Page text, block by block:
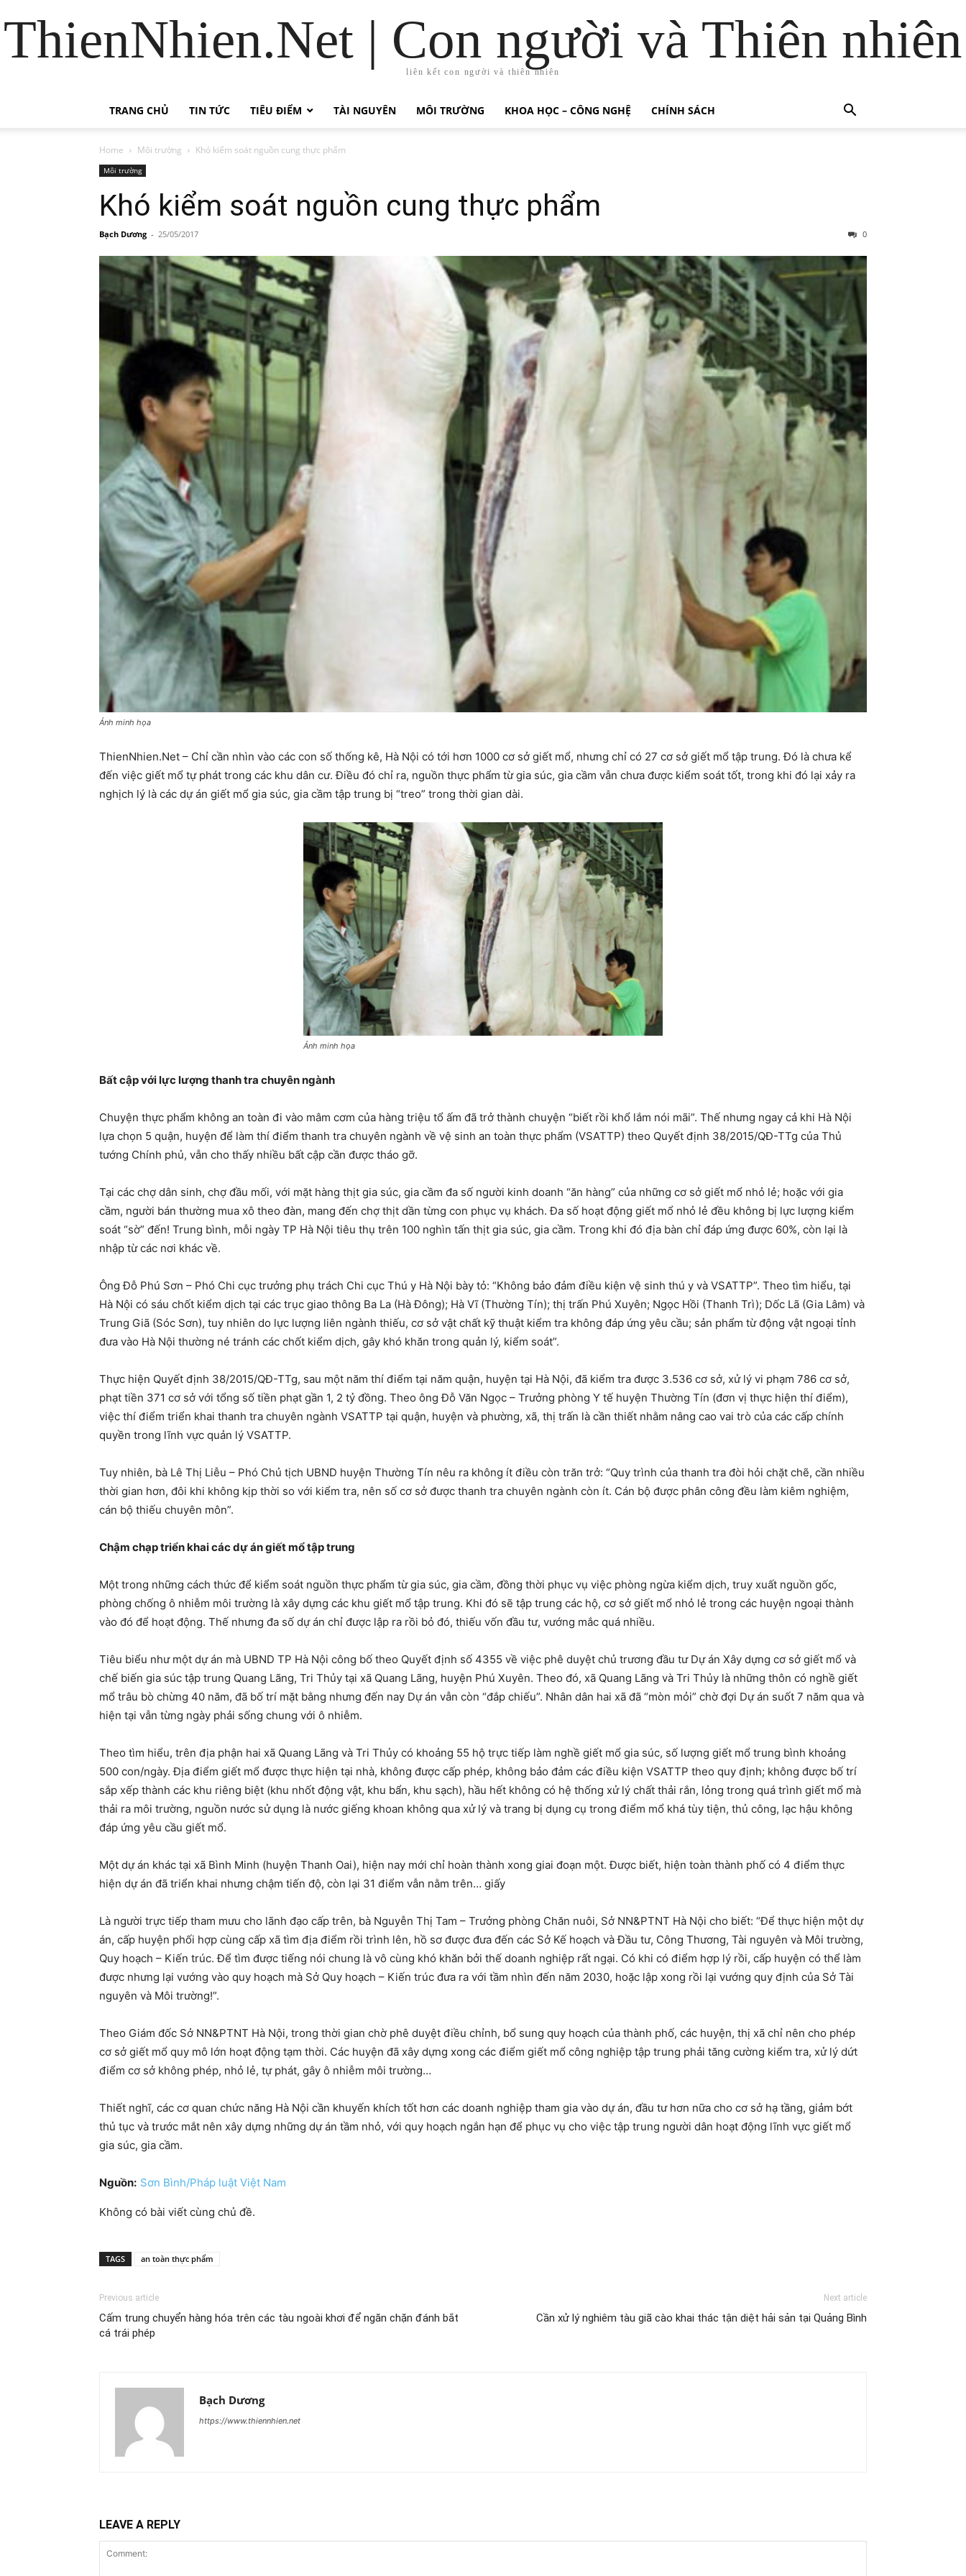
ThienNhien.Net | Con người và Thiên nhiên
liên kết con người và thiên nhiên
TRANG CHỦ TIN TỨC TIÊU ĐIỂM TÀI NGUYÊN MÔI TRƯỜNG KHOA HỌC – CÔNG NGHỆ CHÍNH SÁCH
Home Môi trường Khó kiểm soát nguồn cung thực phẩm
Môi trường
Khó kiểm soát nguồn cung thực phẩm
Bạch Dương - 25/05/2017 0
Ảnh minh họa
ThienNhien.Net – Chỉ cần nhìn vào các con số thống kê, Hà Nội có tới hơn 1000 cơ sở giết mổ, nhưng chỉ có 27 cơ sở giết mổ tập trung. Đó là chưa kể
đến việc giết mổ tự phát trong các khu dân cư. Điều đó chỉ ra, nguồn thực phẩm từ gia súc, gia cầm vẫn chưa được kiểm soát tốt, trong khi đó lại xảy ra
nghịch lý là các dự án giết mổ gia súc, gia cầm tập trung bị “treo” trong thời gian dài.
Ảnh minh họa
Bất cập với lực lượng thanh tra chuyên ngành
Chuyện thực phẩm không an toàn đi vào mâm cơm của hàng triệu tổ ấm đã trở thành chuyện “biết rồi khổ lắm nói mãi”. Thế nhưng ngay cả khi Hà Nội
lựa chọn 5 quận, huyện để làm thí điểm thanh tra chuyên ngành về vệ sinh an toàn thực phẩm (VSATTP) theo Quyết định 38/2015/QĐ-TTg của Thủ
tướng Chính phủ, vẫn cho thấy nhiều bất cập cần được tháo gỡ.
Tại các chợ dân sinh, chợ đầu mối, với mặt hàng thịt gia súc, gia cầm đa số người kinh doanh “ăn hàng” của những cơ sở giết mổ nhỏ lẻ; hoặc với gia
cầm, người bán thường mua xô theo đàn, mang đến chợ thịt dần từng con phục vụ khách. Đa số hoạt động giết mổ nhỏ lẻ đều không bị lực lượng kiểm
soát “sờ” đến! Trung bình, mỗi ngày TP Hà Nội tiêu thụ trên 100 nghìn tấn thịt gia súc, gia cầm. Trong khi đó địa bàn chỉ đáp ứng được 60%, còn lại là
nhập từ các nơi khác về.
Ông Đỗ Phú Sơn – Phó Chi cục trưởng phụ trách Chi cục Thú y Hà Nội bày tỏ: “Không bảo đảm điều kiện vệ sinh thú y và VSATTP”. Theo tìm hiểu, tại
Hà Nội có sáu chốt kiểm dịch tại các trục giao thông Ba La (Hà Đông); Hà Vĩ (Thường Tín); thị trấn Phú Xuyên; Ngọc Hồi (Thanh Trì); Dốc Lã (Gia Lâm) và
Trung Giã (Sóc Sơn), tuy nhiên do lực lượng liên ngành thiếu, cơ sở vật chất kỹ thuật kiểm tra không đáp ứng yêu cầu; sản phẩm từ động vật ngoại tỉnh
đưa vào Hà Nội thường né tránh các chốt kiểm dịch, gây khó khăn trong quản lý, kiểm soát”.
Thực hiện Quyết định 38/2015/QĐ-TTg, sau một năm thí điểm tại năm quận, huyện tại Hà Nội, đã kiểm tra được 3.536 cơ sở, xử lý vi phạm 786 cơ sở,
phạt tiền 371 cơ sở với tổng số tiền phạt gần 1, 2 tỷ đồng. Theo ông Đỗ Văn Ngọc – Trưởng phòng Y tế huyện Thường Tín (đơn vị thực hiện thí điểm),
việc thí điểm triển khai thanh tra chuyên ngành VSATTP tại quận, huyện và phường, xã, thị trấn là cần thiết nhằm nâng cao vai trò của các cấp chính
quyền trong lĩnh vực quản lý VSATTP.
Tuy nhiên, bà Lê Thị Liễu – Phó Chủ tịch UBND huyện Thường Tín nêu ra không ít điều còn trăn trở: “Quy trình của thanh tra đòi hỏi chặt chẽ, cần nhiều
thời gian hơn, đôi khi không kịp thời so với kiểm tra, nên số cơ sở được thanh tra chuyên ngành còn ít. Cán bộ được phân công đều làm kiêm nghiệm,
cán bộ thiếu chuyên môn”.
Chậm chạp triển khai các dự án giết mổ tập trung
Một trong những cách thức để kiểm soát nguồn thực phẩm từ gia súc, gia cầm, đồng thời phục vụ việc phòng ngừa kiểm dịch, truy xuất nguồn gốc,
phòng chống ô nhiễm môi trường là xây dựng các khu giết mổ tập trung. Khi đó sẽ tập trung các hộ, cơ sở giết mổ nhỏ lẻ trong các huyện ngoại thành
vào đó để hoạt động. Thế nhưng đa số dự án chỉ được lập ra rồi bỏ đó, thiếu vốn đầu tư, vướng mắc quá nhiều.
Tiêu biểu như một dự án mà UBND TP Hà Nội công bố theo Quyết định số 4355 về việc phê duyệt chủ trương đầu tư Dự án Xây dựng cơ sở giết mổ và
chế biến gia súc tập trung Quang Lãng, Tri Thủy tại xã Quang Lãng, huyện Phú Xuyên. Theo đó, xã Quang Lãng và Tri Thủy là những thôn có nghề giết
mổ trâu bò chừng 40 năm, đã bố trí mặt bằng nhưng đến nay Dự án vẫn còn “đắp chiếu”. Nhân dân hai xã đã “mòn mỏi” chờ đợi Dự án suốt 7 năm qua và
hiện tại vẫn từng ngày phải sống chung với ô nhiễm.
Theo tìm hiểu, trên địa phận hai xã Quang Lãng và Tri Thủy có khoảng 55 hộ trực tiếp làm nghề giết mổ gia súc, số lượng giết mổ trung bình khoảng
500 con/ngày. Địa điểm giết mổ được thực hiện tại nhà, không được cấp phép, không bảo đảm các điều kiện VSATTP theo quy định; không được bố trí
sắp xếp thành các khu riêng biệt (khu nhốt động vật, khu bẩn, khu sạch), hầu hết không có hệ thống xử lý chất thải rắn, lỏng trong quá trình giết mổ mà
thải ra môi trường, nguồn nước sử dụng là nước giếng khoan không qua xử lý và trang bị dụng cụ trong điểm mổ khá tùy tiện, thủ công, lạc hậu không
đáp ứng yêu cầu giết mổ.
Một dự án khác tại xã Bình Minh (huyện Thanh Oai), hiện nay mới chỉ hoàn thành xong giai đoạn một. Được biết, hiện toàn thành phố có 4 điểm thực
hiện dự án đã triển khai nhưng chậm tiến độ, còn lại 31 điểm vẫn nằm trên… giấy
Là người trực tiếp tham mưu cho lãnh đạo cấp trên, bà Nguyễn Thị Tam – Trưởng phòng Chăn nuôi, Sở NN&PTNT Hà Nội cho biết: “Để thực hiện một dự
án, cấp huyện phối hợp cùng cấp xã tìm địa điểm rồi trình lên, hồ sơ được đưa đến các Sở Kế hoạch và Đầu tư, Công Thương, Tài nguyên và Môi trường,
Quy hoạch – Kiến trúc. Để tìm được tiếng nói chung là vô cùng khó khăn bởi thế doanh nghiệp rất ngại. Có khi có điểm hợp lý rồi, cấp huyện có thể làm
được nhưng lại vướng vào quy hoạch mà Sở Quy hoạch – Kiến trúc đưa ra với tầm nhìn đến năm 2030, hoặc lập xong rồi lại vướng quy định của Sở Tài
nguyên và Môi trường!”.
Theo Giám đốc Sở NN&PTNT Hà Nội, trong thời gian chờ phê duyệt điều chỉnh, bổ sung quy hoạch của thành phố, các huyện, thị xã chỉ nên cho phép
cơ sở giết mổ quy mô lớn hoạt động tạm thời. Các huyện đã xây dựng xong các điểm giết mổ công nghiệp tập trung phải tăng cường kiểm tra, xử lý dứt
điểm cơ sở không phép, nhỏ lẻ, tự phát, gây ô nhiễm môi trường…
Thiết nghĩ, các cơ quan chức năng Hà Nội cần khuyến khích tốt hơn các doanh nghiệp tham gia vào dự án, đầu tư hơn nữa cho cơ sở hạ tầng, giảm bớt
thủ tục và trước mắt nên xây dựng những dự án tầm nhỏ, với quy hoạch ngắn hạn để phục vụ cho việc tập trung người dân hoạt động lĩnh vực giết mổ
gia súc, gia cầm.
Nguồn: Sơn Bình/Pháp luật Việt Nam
Không có bài viết cùng chủ đề.
TAGS an toàn thực phẩm
Previous article
Cấm trung chuyển hàng hóa trên các tàu ngoài khơi để ngăn chặn đánh bắt
cá trái phép
Next article
Cần xử lý nghiêm tàu giã cào khai thác tận diệt hải sản tại Quảng Bình
Bạch Dương
https://www.thiennhien.net
LEAVE A REPLY